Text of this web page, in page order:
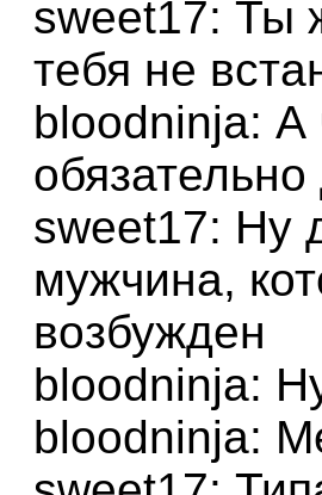
sweet17: Ты
тебя не
bloodninja: А
sweet17: Ну
мужчина,
возбужден
bloodninja:
bloodninja: